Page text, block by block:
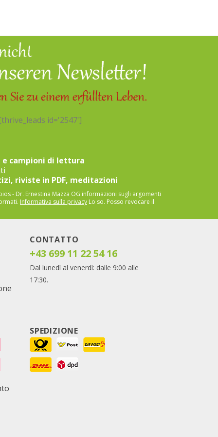
[thrive_leads id='2547']
campioni di lettura
riviste in PDF, meditazioni
- Dr. Ernestina Mazza OG informazioni sugli argomenti
Informativa sulla privacy Lo so. Posso revocare il
CONTATTO
+43 699 11 22 54 16
Dal lunedì al venerdì: dalle 9:00 alle
17:30.
SPEDIZIONE